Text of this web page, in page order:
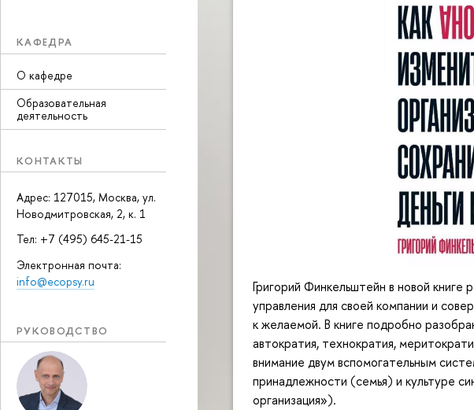
КАФЕДРА
О кафедре
Образовательная
деятельность
КОНТАКТЫ
Адрес: 127015, Москва, ул.
Новодмитровская, 2, к. 1
Тел: +7 (495) 645-21-15
Электронная почта:
info@ecopsy.ru
РУКОВОДСТВО
Григорий Финкельштейн в новой книге
управления для своей компании и
к желаемой. В книге подробно
автократия, технократия,
внимание двум вспомогательным
принадлежности (семья) и культуре
организация»).